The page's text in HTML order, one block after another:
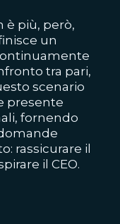
è più, però,
un
tra pari,
scenario
presente
fornendo
rassicurare il
il CEO.